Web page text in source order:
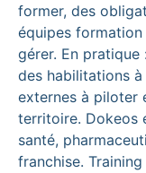
former, des
équipes
gérer. En
des habilitations
externes à piloter
territoire. Dokeos
santé,
franchise.